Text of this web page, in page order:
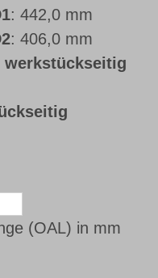
: 442,0 mm
: 406,0 mm
werkstückseitig
(OAL) in mm